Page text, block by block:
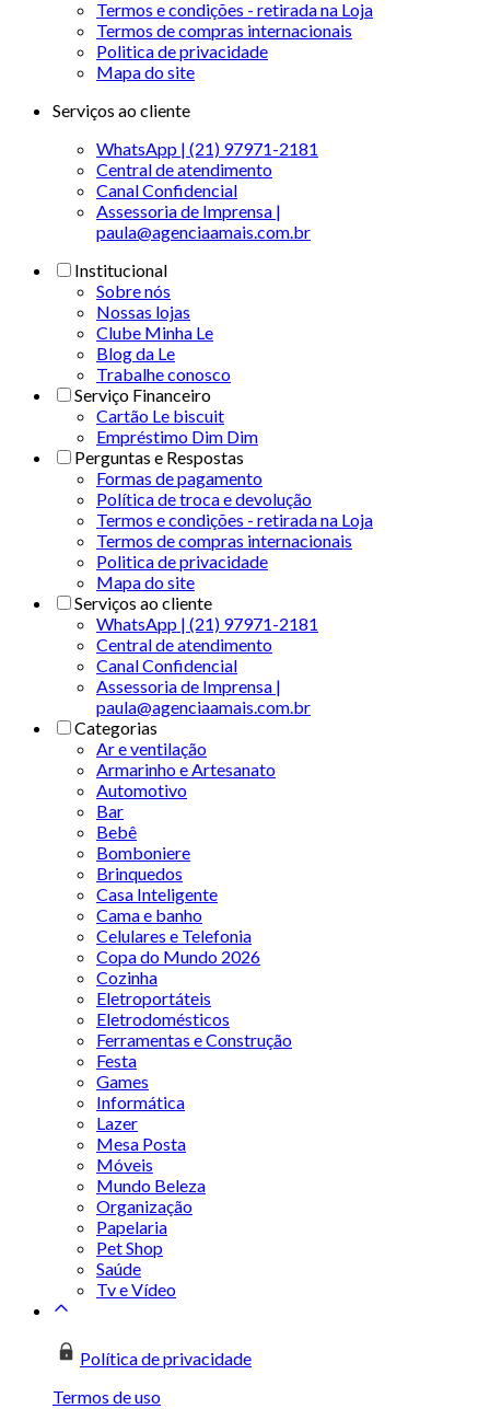
Termos e condições - retirada na Loja
Termos de compras internacionais
Politica de privacidade
Mapa do site
Serviços ao cliente
WhatsApp | (21) 97971-2181
Central de atendimento
Canal Confidencial
Assessoria de Imprensa |
paula@agenciaamais.com.br
Institucional
Sobre nós
Nossas lojas
Clube Minha Le
Blog da Le
Trabalhe conosco
Serviço Financeiro
Cartão Le biscuit
Empréstimo Dim Dim
Perguntas e Respostas
Formas de pagamento
Política de troca e devolução
Termos e condições - retirada na Loja
Termos de compras internacionais
Politica de privacidade
Mapa do site
Serviços ao cliente
WhatsApp | (21) 97971-2181
Central de atendimento
Canal Confidencial
Assessoria de Imprensa |
paula@agenciaamais.com.br
Categorias
Ar e ventilação
Armarinho e Artesanato
Automotivo
Bar
Bebê
Bomboniere
Brinquedos
Casa Inteligente
Cama e banho
Celulares e Telefonia
Copa do Mundo 2026
Cozinha
Eletroportáteis
Eletrodomésticos
Ferramentas e Construção
Festa
Games
Informática
Lazer
Mesa Posta
Móveis
Mundo Beleza
Organização
Papelaria
Pet Shop
Saúde
Tv e Vídeo
Política de privacidade
Termos de uso